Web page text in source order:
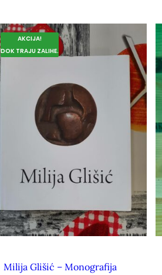
AKCIJA!
DOK TRAJU ZALIHE.
Milija Glišić – Monografija